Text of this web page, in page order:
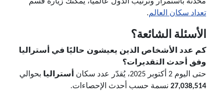
تعداد سكان العالم.
الأسئلة الشائعة؟
كم عدد الأشخاص الذين يعيشون حاليًا في أستراليا
وفق أحدث التقديرات؟
حتى اليوم 2 أكتوبر 2025، يُقدّر عدد سكان
أستراليا بحوالي
27,038,514 نسمة حسب أحدث الإحصاءات.